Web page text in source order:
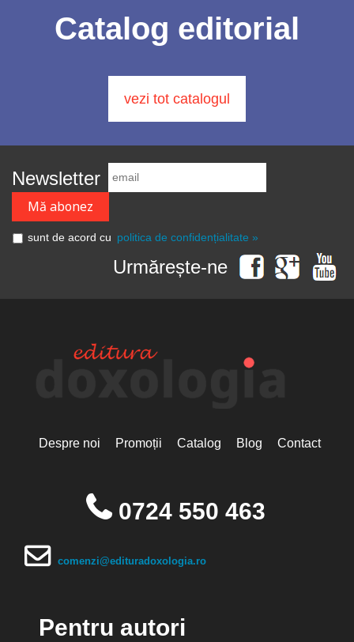
Catalog editorial
vezi tot catalogul
Newsletter
sunt de acord cu politica de confidențialitate »
Urmărește-ne
Despre noi Promoții Catalog Blog Contact
0724 550 463
comenzi@edituradoxologia.ro
Pentru autori